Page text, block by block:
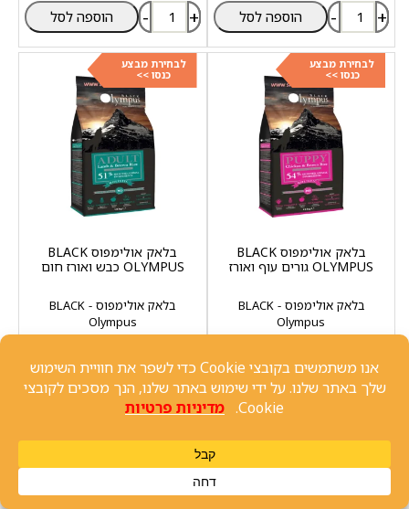
- + הוספה לסל - + הוספה לסל
לבחירת מבצע
כנסו >>
בלאק אולימפוס - BLACK
Olympus
בלאק אולימפוס BLACK
OLYMPUS גורים עוף ואורז
₪288
- + הוספה לסל
לבחירת מבצע
כנסו >>
בלאק אולימפוס - BLACK
Olympus
בלאק אולימפוס BLACK
OLYMPUS כבש ואורז חום
₪298
מחיר ל1 ק"ג: 24.83 ₪
- + הוספה לסל